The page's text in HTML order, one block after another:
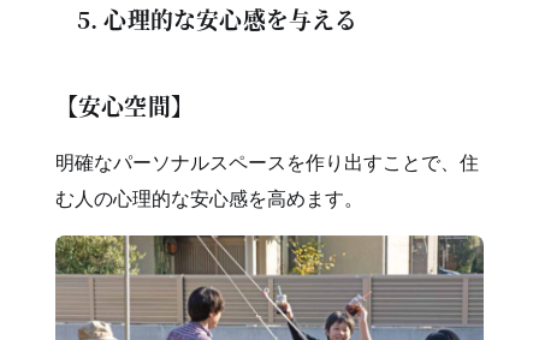
5. 心理的な安心感を与える
【安心空間】
明確なパーソナルスペースを作り出すことで、住
む人の心理的な安心感を高めます。